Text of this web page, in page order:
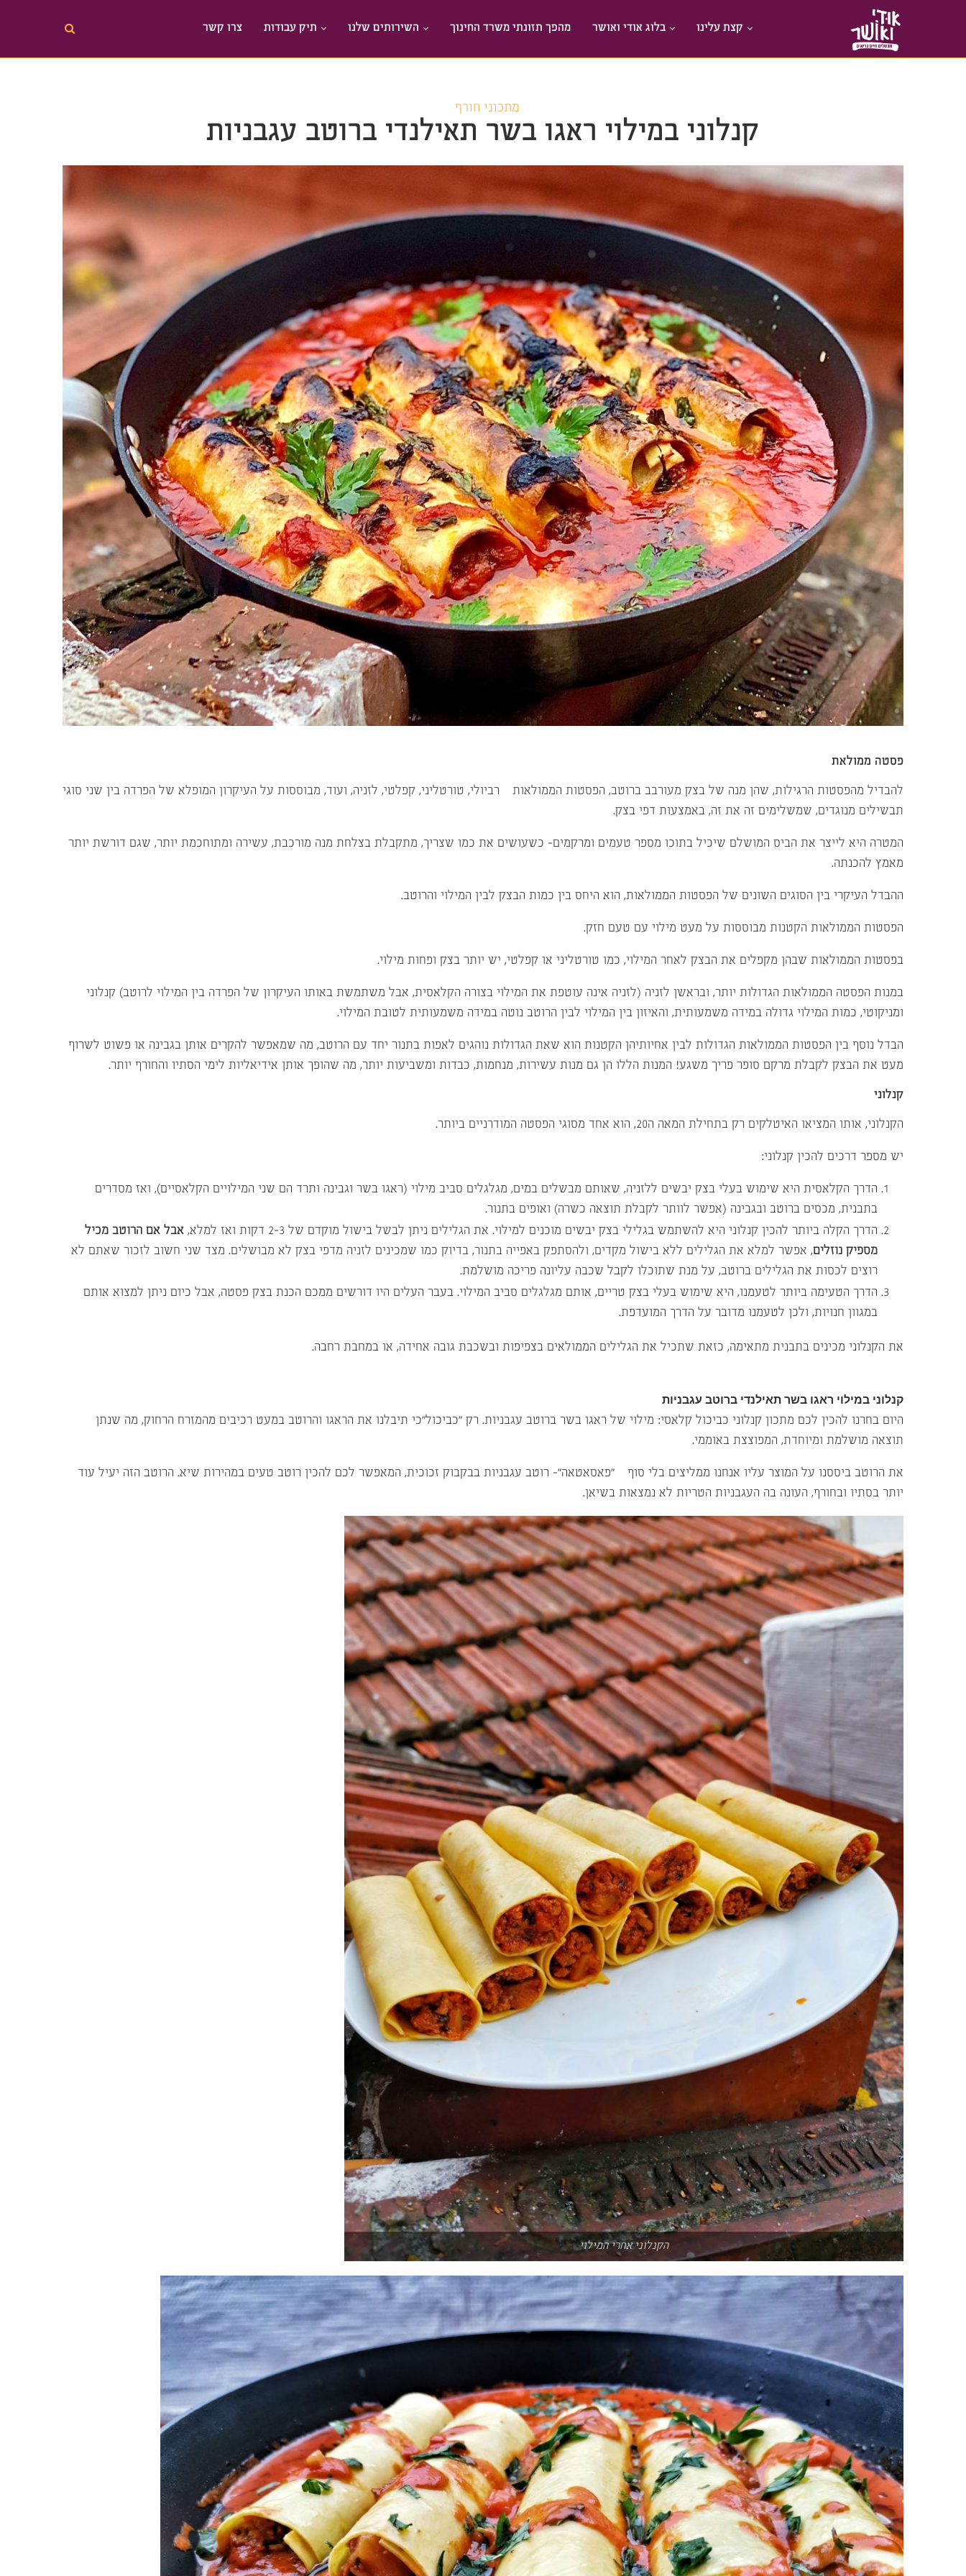
קצת עלינו בלוג אודי ואושר מהפך תזונתי משרד החינוך השירותים שלנו תיק עבודות צרו קשר
מתכוני חורף
קנלוני במילוי ראגו בשר תאילנדי ברוטב עגבניות
פסטה ממולאת
להבדיל מהפסטות הרגילות, שהן מנה של בצק מעורבב ברוטב, הפסטות הממולאות – רביולי, טורטליני, קפלטי, לזניה, ועוד, מבוססות על העיקרון המופלא של הפרדה בין שני סוגי
תבשילים מנוגדים, שמשלימים זה את זה, באמצעות דפי בצק.
המטרה היא לייצר את הביס המושלם שיכיל בתוכו מספר טעמים ומרקמים- כשעושים את כמו שצריך, מתקבלת בצלחת מנה מורכבת, עשירה ומתוחכמת יותר, שגם דורשת יותר
מאמץ להכנתה.
ההבדל העיקרי בין הסוגים השונים של הפסטות הממולאות, הוא היחס בין כמות הבצק לבין המילוי והרוטב.
הפסטות הממולאות הקטנות מבוססות על מעט מילוי עם טעם חזק.
בפסטות הממולאות שבהן מקפלים את הבצק לאחר המילוי, כמו טורטליני או קפלטי, יש יותר בצק ופחות מילוי.
במנות הפסטה הממולאות הגדולות יותר, ובראשן לזניה (לזניה אינה עוטפת את המילוי בצורה הקלאסית, אבל משתמשת באותו העיקרון של הפרדה בין המילוי לרוטב) קנלוני
ומניקוטי, כמות המילוי גדולה במידה משמעותית, והאיזון בין המילוי לבין הרוטב נוטה במידה משמעותית לטובת המילוי.
הבדל נוסף בין הפסטות הממולאות הגדולות לבין אחיותיהן הקטנות הוא שאת הגדולות נוהגים לאפות בתנור יחד עם הרוטב, מה שמאפשר להקרים אותן בגבינה או פשוט לשרוף
מעט את הבצק לקבלת מרקם סופר פריך משגע! המנות הללו הן גם מנות עשירות, מנחמות, כבדות ומשביעות יותר, מה שהופך אותן אידיאליות לימי הסתיו והחורף יותר.
קנלוני
הקנלוני, אותו המציאו האיטלקים רק בתחילת המאה ה20, הוא אחד מסוגי הפסטה המודרניים ביותר.
יש מספר דרכים להכין קנלוני:
הדרך הקלאסית היא שימוש בעלי בצק יבשים ללזניה, שאותם מבשלים במים, מגלגלים סביב מילוי (ראגו בשר וגבינה ותרד הם שני המילויים הקלאסיים), ואז מסדרים
בתבנית, מכסים ברוטב ובגבינה (אפשר לוותר לקבלת תוצאה כשרה) ואופים בתנור.
הדרך הקלה ביותר להכין קנלוני היא להשתמש בגלילי בצק יבשים מוכנים למילוי. את הגלילים ניתן לבשל בישול מוקדם של 2-3 דקות ואז למלא,
אבל אם הרוטב מכיל
מספיק נוזלים, אפשר למלא את הגלילים ללא בישול מקדים, ולהסתפק באפייה בתנור, בדיוק כמו שמכינים לזניה מדפי בצק לא מבושלים. מצד שני חשוב לזכור שאתם לא
רוצים לכסות את הגלילים ברוטב, על מנת שתוכלו לקבל שכבה עליונה פריכה מושלמת.
הדרך הטעימה ביותר לטעמנו, היא שימוש בעלי בצק טריים, אותם מגלגלים סביב המילוי. בעבר העלים היו דורשים ממכם הכנת בצק פסטה, אבל כיום ניתן למצוא אותם
במגוון חנויות, ולכן לטעמנו מדובר על הדרך המועדפת.
את הקנלוני מכינים בתבנית מתאימה, כזאת שתכיל את הגלילים הממולאים בצפיפות ובשכבת גובה אחידה, או במחבת רחבה.
קנלוני במילוי ראגו בשר תאילנדי ברוטב עגבניות
היום בחרנו להכין לכם מתכון קנלוני כביכול קלאסי: מילוי של ראגו בשר ברוטב עגבניות. רק “כביכול”כי תיבלנו את הראגו והרוטב במעט רכיבים מהמזרח הרחוק, מה שנתן
תוצאה מושלמת ומיוחדת, המפוצצת באוממי.
את הרוטב ביססנו על המוצר עליו אנחנו ממליצים בלי סוף – “פאסאטאה”- רוטב עגבניות בבקבוק זכוכית, המאפשר לכם להכין רוטב טעים במהירות שיא. הרוטב הזה יעיל עוד
יותר בסתיו ובחורף, העונה בה העגבניות הטריות לא נמצאות בשיאן.
הקנלוני אחרי המילוי